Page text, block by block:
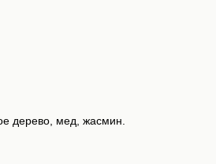
дерево, мед, жасмин.